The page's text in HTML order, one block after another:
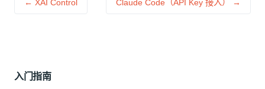
入门指南
← XAI Control Claude Code（API Key 接入） →